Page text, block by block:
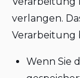
verlangen.
Verarbeitung
Wenn Sie